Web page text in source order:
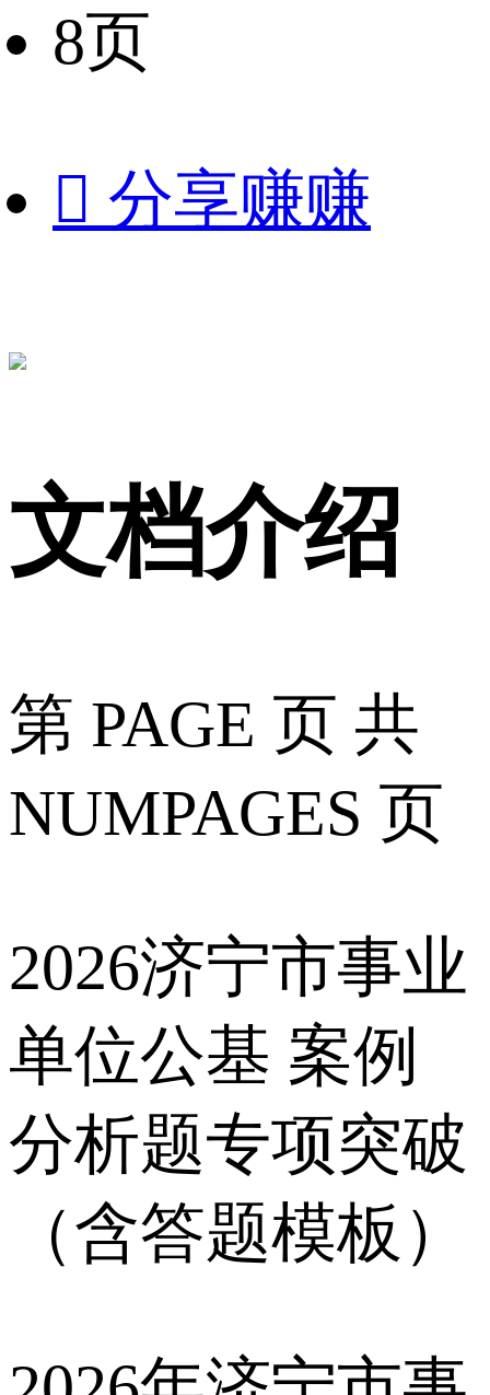
8页
 分享赚赚
文档介绍
第 PAGE 页 共
NUMPAGES 页
2026济宁市事业
单位公基 案例
分析题专项突破
（含答题模板）